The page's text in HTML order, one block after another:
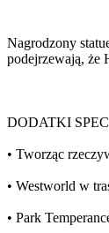
Nagrodzony
podejrzewają, że
DODATKI
• Tworząc
• Westworld w
• Park